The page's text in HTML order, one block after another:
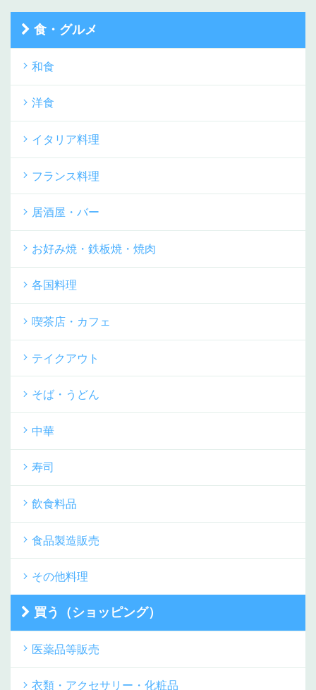
食・グルメ
和食
洋食
イタリア料理
フランス料理
居酒屋・バー
お好み焼・鉄板焼・焼肉
各国料理
喫茶店・カフェ
テイクアウト
そば・うどん
中華
寿司
飲食料品
食品製造販売
その他料理
買う（ショッピング）
医薬品等販売
衣類・アクセサリー・化粧品